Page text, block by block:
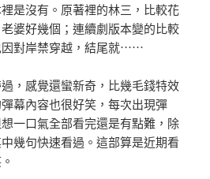
是沒有。原著裡的林三，比較花
婆好幾個；連續劇版本變的比較
因對岸禁穿越，結尾就⋯⋯
，感覺還蠻新奇，比幾毛錢特效
幕內容也很好笑，每次出現彈
一口氣全部看完還是有點難，除
幾句快速看過。這部算是近期看